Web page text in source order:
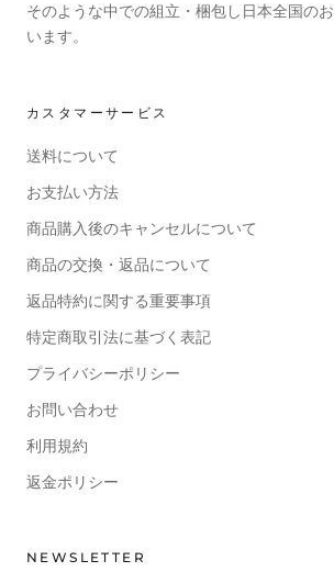
そのような中での組立・梱包し日本全国の
います。
カスタマーサービス
送料について
お支払い方法
商品購入後のキャンセルについて
商品の交換・返品について
返品特約に関する重要事項
特定商取引法に基づく表記
プライバシーポリシー
お問い合わせ
利用規約
返金ポリシー
NEWSLETTER